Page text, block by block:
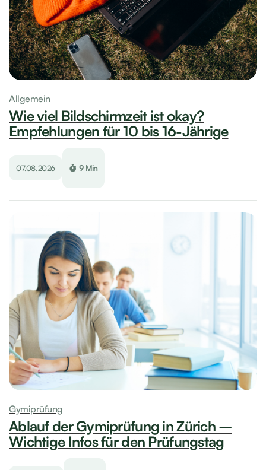
Allgemein
Wie viel Bildschirmzeit ist okay?
Empfehlungen für 10 bis 16-Jährige
07.08.2026 9 Min
Gymiprüfung
Ablauf der Gymiprüfung in Zürich –
Wichtige Infos für den Prüfungstag